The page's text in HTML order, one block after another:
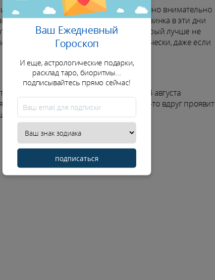
делать вид, что все нормально. Особенно внимательно
а не только отвечай. Твоя вторая половинка в эти дни
твою опору. Предстоит разговор, который лучше не
станет проще договориться по-человечески, даже если
правильный вектор. С 10 по 24 августа
Пользуйся этим моментом: если кто-то вдруг проявит
догадок.
Ваш Ежедневный
Гороскоп
И еще, астрологические подарки,
расклад таро, биоритмы...
подписывайтесь прямо сейчас!
подписаться